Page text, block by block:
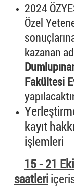
2024
Özel
kazanan
Fakültesi
kayıt
işlemleri
15 - 21
saatleri